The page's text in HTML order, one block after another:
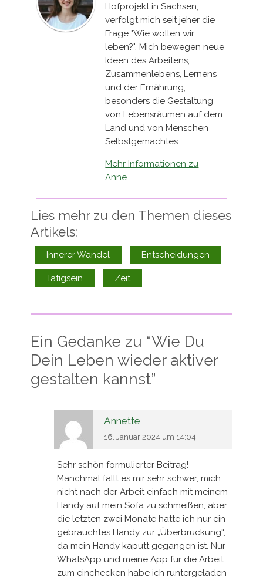
Hofprojekt in Sachsen,
verfolgt mich seit jeher die
Frage "Wie wollen wir
leben?". Mich bewegen neue
Ideen des Arbeitens,
Zusammenlebens, Lernens
und der Ernährung,
besonders die Gestaltung
von Lebensräumen auf dem
Land und von Menschen
Selbstgemachtes.
Mehr Informationen zu
Anne...
Lies mehr zu den Themen dieses
Artikels:
Innerer Wandel Entscheidungen
Tätigsein Zeit
Ein Gedanke zu “Wie Du
Dein Leben wieder aktiver
gestalten kannst”
Annette
16. Januar 2024 um 14:04
Sehr schön formulierter Beitrag!
Manchmal fällt es mir sehr schwer, mich
nicht nach der Arbeit einfach mit meinem
Handy auf mein Sofa zu schmeißen, aber
die letzten zwei Monate hatte ich nur ein
gebrauchtes Handy zur „Überbrückung“,
da mein Handy kaputt gegangen ist. Nur
WhatsApp und meine App für die Arbeit
zum einchecken habe ich runtergeladen